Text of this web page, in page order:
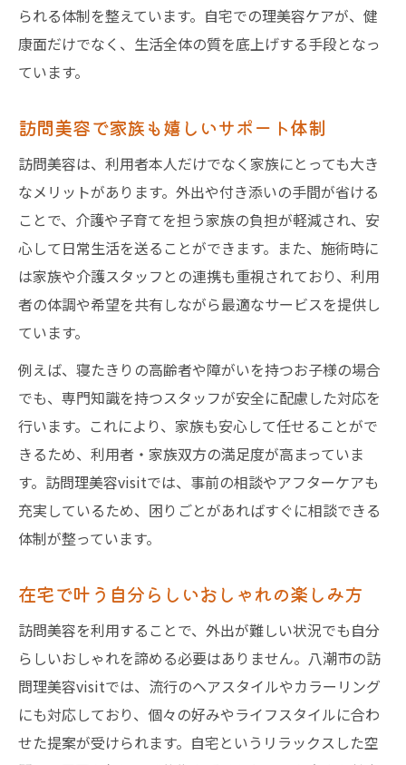
られる体制を整えています。自宅での理美容ケアが、健
康面だけでなく、生活全体の質を底上げする手段となっ
ています。
訪問美容で家族も嬉しいサポート体制
訪問美容は、利用者本人だけでなく家族にとっても大き
なメリットがあります。外出や付き添いの手間が省ける
ことで、介護や子育てを担う家族の負担が軽減され、安
心して日常生活を送ることができます。また、施術時に
は家族や介護スタッフとの連携も重視されており、利用
者の体調や希望を共有しながら最適なサービスを提供し
ています。
例えば、寝たきりの高齢者や障がいを持つお子様の場合
でも、専門知識を持つスタッフが安全に配慮した対応を
行います。これにより、家族も安心して任せることがで
きるため、利用者・家族双方の満足度が高まっていま
す。訪問理美容visitでは、事前の相談やアフターケアも
充実しているため、困りごとがあればすぐに相談できる
体制が整っています。
在宅で叶う自分らしいおしゃれの楽しみ方
訪問美容を利用することで、外出が難しい状況でも自分
らしいおしゃれを諦める必要はありません。八潮市の訪
問理美容visitでは、流行のヘアスタイルやカラーリング
にも対応しており、個々の好みやライフスタイルに合わ
せた提案が受けられます。自宅というリラックスした空